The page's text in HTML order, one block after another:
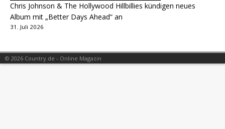
Chris Johnson & The Hollywood Hillbillies kündigen neues
Album mit „Better Days Ahead“ an
31. Juli 2026
© 2026 Country.de - Online Magazin